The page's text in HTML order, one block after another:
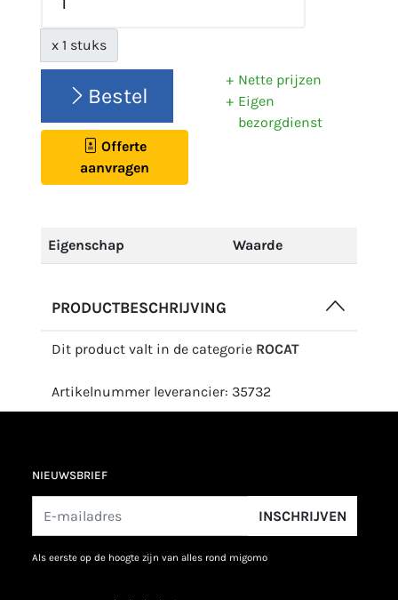
x 1 stuks
Bestel
Offerte
aanvragen
Nette prijzen
Eigen
bezorgdienst
Eigenschap Waarde
PRODUCTBESCHRIJVING
Dit product valt in de categorie ROCAT
Artikelnummer leverancier: 35732
NIEUWSBRIEF
INSCHRIJVEN
als eerste op de hoogte zijn van alles rond migomo